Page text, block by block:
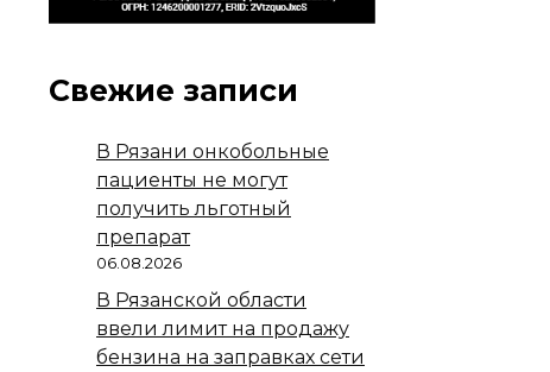
Свежие записи
В Рязани онкобольные
пациенты не могут
получить льготный
препарат
06.08.2026
В Рязанской области
ввели лимит на продажу
бензина на заправках сети